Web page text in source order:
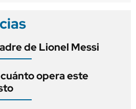
de Lionel Messi
opera este